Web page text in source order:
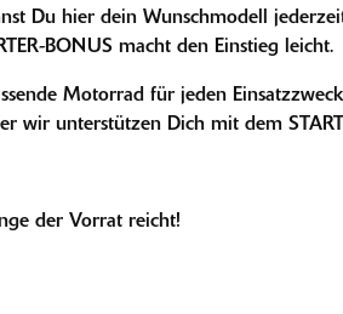
Du hier dein Wunschmodell
BONUS macht den Einstieg leicht.
Motorrad für jeden
wir unterstützen Dich mit dem
der Vorrat reicht!